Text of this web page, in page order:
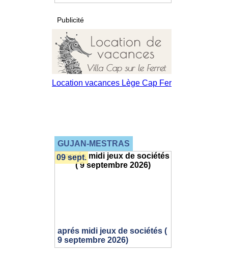
Publicité
GUJAN-MESTRAS
aprés midi jeux de sociétés (
9 septembre 2026)
09 sept.